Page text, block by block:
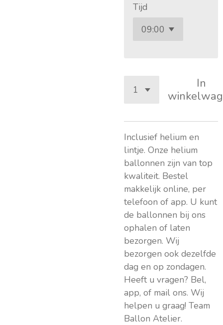
Tijd
In
Inclusief helium en
lintje. Onze helium
ballonnen zijn van top
kwaliteit. Bestel
makkelijk online, per
telefoon of app. U kunt
de ballonnen bij ons
ophalen of laten
bezorgen. Wij
bezorgen ook dezelfde
dag en op zondagen.
Heeft u vragen? Bel,
app, of mail ons. Wij
helpen u graag! Team
Ballon Atelier.